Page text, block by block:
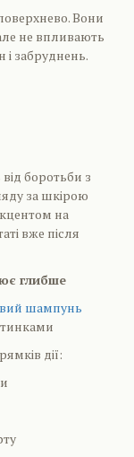
Вони
не впливають
і забруднень.
боротьби з
за шкірою
на
вже після
глибше
шампунь
дії: